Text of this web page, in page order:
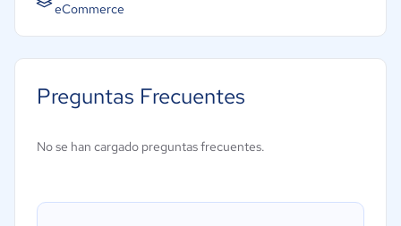
eCommerce
Gestión de ingresos
Preguntas Frecuentes
No se han cargado preguntas frecuentes.